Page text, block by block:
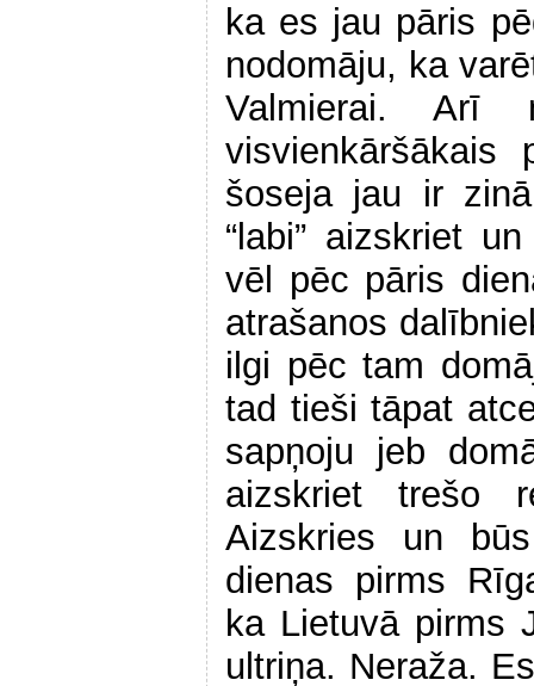
ka es jau pāris
nodomāju, ka
Valmierai. Arī
visvienkāršākais
šoseja jau ir
“labi” aizskriet
vēl pēc pāris
atrašanos
ilgi pēc tam
tad tieši tāpat
sapņoju jeb
aizskriet trešo
Aizskries un
dienas pirms
ka Lietuvā pirms
ultriņa. Neraža.